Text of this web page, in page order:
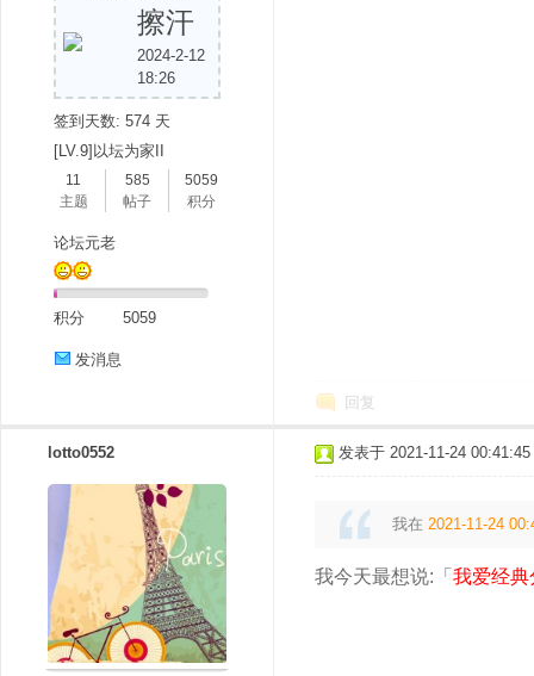
擦汗
2024-2-12
18:26
签到天数: 574 天
[LV.9]以坛为家II
11
主题
585
帖子
5059
积分
论坛元老
积分 5059
发消息
回复
lotto0552 发表于 2021-11-24 00:41:45
我在 2021-11-24
我今天最想说:「 我爱经典